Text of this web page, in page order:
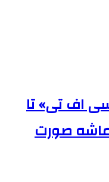
اف تی» تا
صورت